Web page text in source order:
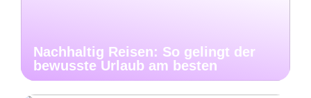
Nachhaltig Reisen: So gelingt der
bewusste Urlaub am besten